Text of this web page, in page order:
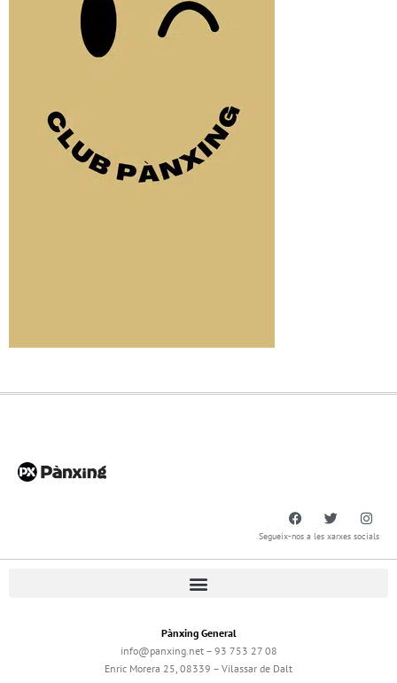
Segueix-nos a les xarxes socials
Pànxing General
info@panxing.net – 93 753 27 08
Enric Morera 25, 08339 – Vilassar de Dalt